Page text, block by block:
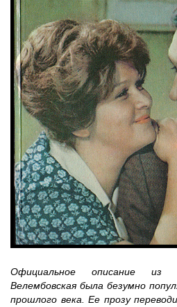
Официальное описание из
Велембовская была безумно
прошлого века. Ее прозу